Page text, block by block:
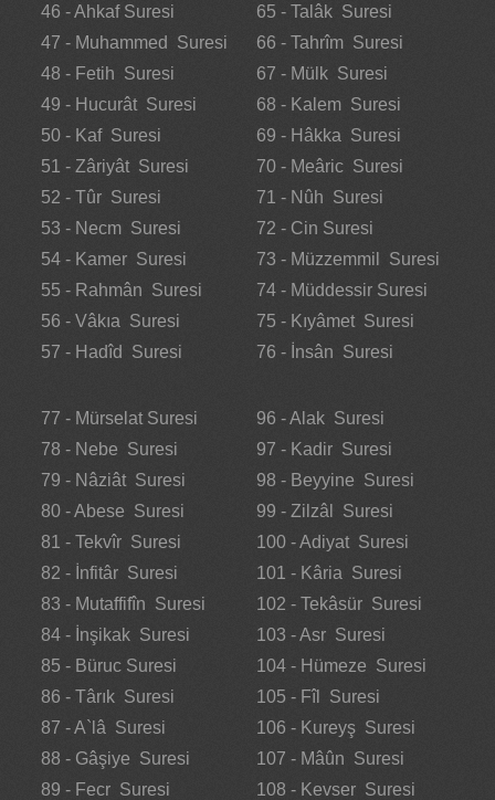
46 - Ahkaf Suresi
47 - Muhammed Suresi
48 - Fetih Suresi
49 - Hucurât Suresi
50 - Kaf Suresi
51 - Zâriyât Suresi
52 - Tûr Suresi
53 - Necm Suresi
54 - Kamer Suresi
55 - Rahmân Suresi
56 - Vâkıa Suresi
57 - Hadîd Suresi
65 - Talâk Suresi
66 - Tahrîm Suresi
67 - Mülk Suresi
68 - Kalem Suresi
69 - Hâkka Suresi
70 - Meâric Suresi
71 - Nûh Suresi
72 - Cin Suresi
73 - Müzzemmil Suresi
74 - Müddessir Suresi
75 - Kıyâmet Suresi
76 - İnsân Suresi
77 - Mürselat Suresi
78 - Nebe Suresi
79 - Nâziât Suresi
80 - Abese Suresi
81 - Tekvîr Suresi
82 - İnfitâr Suresi
83 - Mutaffifîn Suresi
84 - İnşikak Suresi
85 - Büruc Suresi
86 - Târık Suresi
87 - A`lâ Suresi
88 - Gâşiye Suresi
89 - Fecr Suresi
96 - Alak Suresi
97 - Kadir Suresi
98 - Beyyine Suresi
99 - Zilzâl Suresi
100 - Adiyat Suresi
101 - Kâria Suresi
102 - Tekâsür Suresi
103 - Asr Suresi
104 - Hümeze Suresi
105 - Fîl Suresi
106 - Kureyş Suresi
107 - Mâûn Suresi
108 - Kevser Suresi